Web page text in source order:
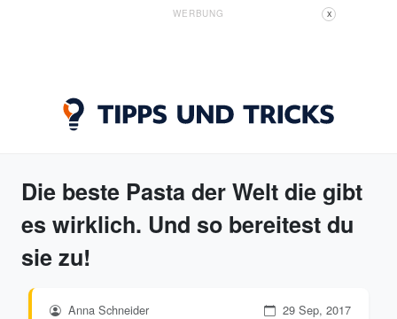
WERBUNG X
Die beste Pasta der Welt die gibt
es wirklich. Und so bereitest du
sie zu!
Anna Schneider 29 Sep, 2017